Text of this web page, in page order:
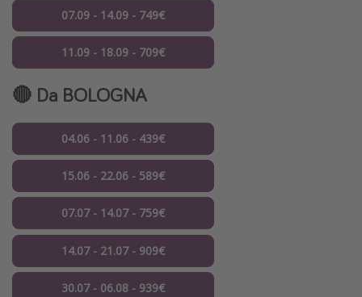
07.09 - 14.09 - 749€
11.09 - 18.09 - 709€
🔴 Da BOLOGNA
04.06 - 11.06 - 439€
15.06 - 22.06 - 589€
07.07 - 14.07 - 759€
14.07 - 21.07 - 909€
30.07 - 06.08 - 939€